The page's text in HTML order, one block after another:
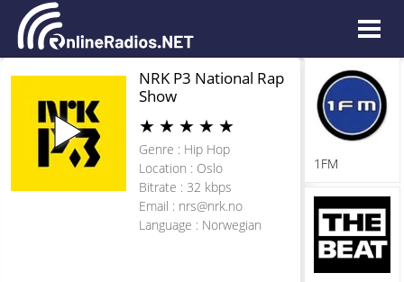
NRK P3 National Rap
Show
★ ★ ★ ★ ★
Genre : Hip Hop
Location : Oslo
Bitrate : 32 kbps
Email : nrs@nrk.no
Language : Norwegian
1FM